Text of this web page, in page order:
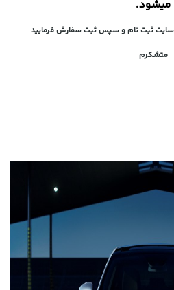
میشود.
ثبت نام و سپس ثبت سفارش فرمایید
متشکرم